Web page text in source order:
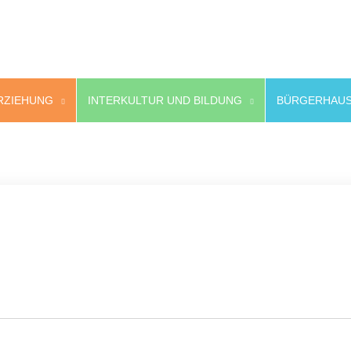
INTERKULTUR UND BILDUNG